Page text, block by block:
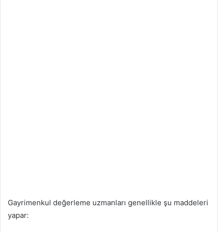
Gayrimenkul değerleme uzmanları genellikle şu maddeleri
yapar: